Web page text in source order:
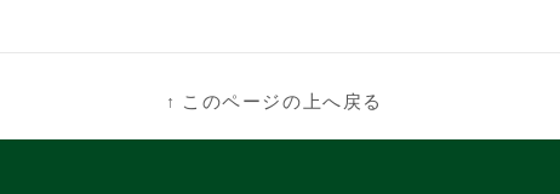
↑ このページの上へ戻る